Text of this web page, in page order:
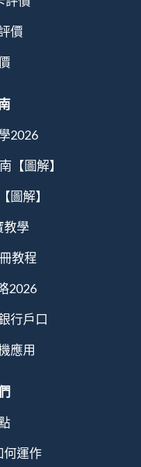
價
2026
【圖解】
圖解】
教學
教程
2026
行戶口
應用
何運作